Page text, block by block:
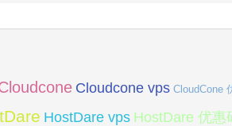
Cloudcone vps CloudCone
HostDare vps HostDare 优惠